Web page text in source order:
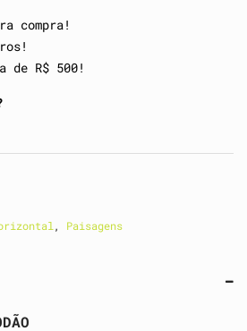
compra!
de R$ 500!
, Paisagens